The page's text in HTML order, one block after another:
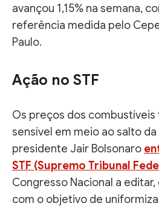
avançou 1,15% na semana,
referência medida pelo
Paulo.
Ação no STF
Os preços dos
sensível em meio ao salto
presidente Jair Bolsonaro
STF (Supremo Tribunal
Congresso Nacional a editar,
com o objetivo de